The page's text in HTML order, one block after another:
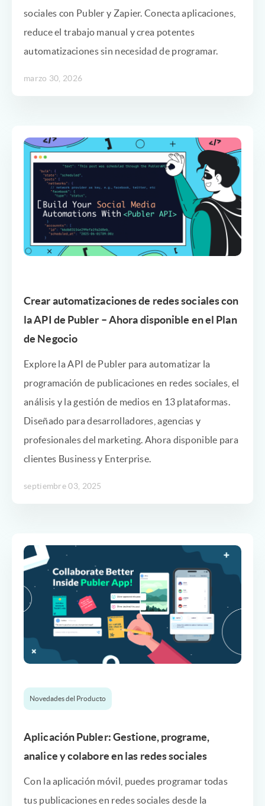
sociales con Publer y Zapier. Conecta aplicaciones,
reduce el trabajo manual y crea potentes
automatizaciones sin necesidad de programar.
marzo 30, 2026
Crear automatizaciones de redes sociales con
la API de Publer – Ahora disponible en el Plan
de Negocio
Explore la API de Publer para automatizar la
programación de publicaciones en redes sociales, el
análisis y la gestión de medios en 13 plataformas.
Diseñado para desarrolladores, agencias y
profesionales del marketing. Ahora disponible para
clientes Business y Enterprise.
septiembre 03, 2025
Novedades del Producto
Aplicación Publer: Gestione, programe,
analice y colabore en las redes sociales
Con la aplicación móvil, puedes programar todas
tus publicaciones en redes sociales desde la